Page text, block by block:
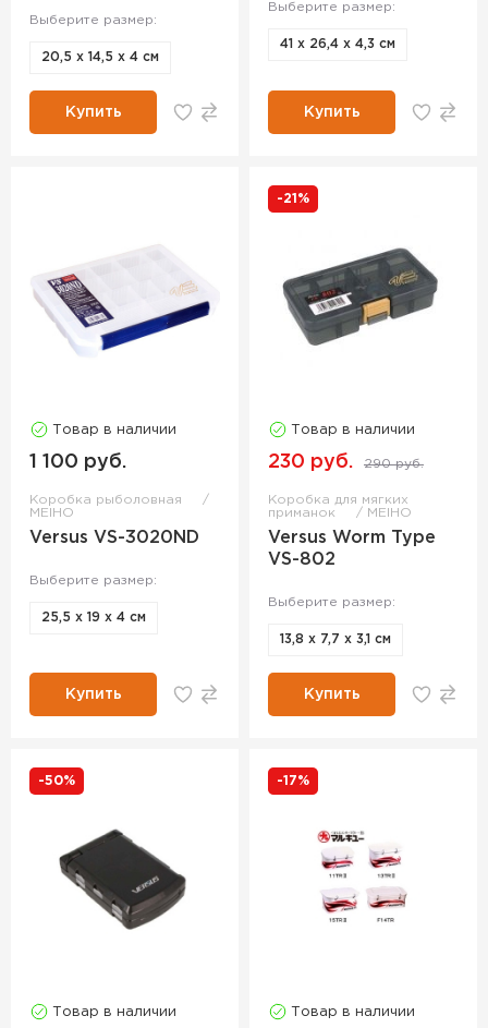
Выберите размер:
20,5 х 14,5 х 4 см
Купить
Выберите размер:
41 х 26,4 х 4,3 см
Купить
Товар в наличии
1 100 руб.
Коробка рыболовная
MEIHO
Versus VS-3020ND
Выберите размер:
25,5 х 19 х 4 см
Купить
-21%
Товар в наличии
230 руб. 290 руб.
Коробка для мягких
приманок
MEIHO
Versus Worm Type
VS-802
Выберите размер:
13,8 х 7,7 х 3,1 см
Купить
-50%
Товар в наличии
-17%
Товар в наличии